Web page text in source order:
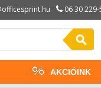
06 30
AKCIÓINK